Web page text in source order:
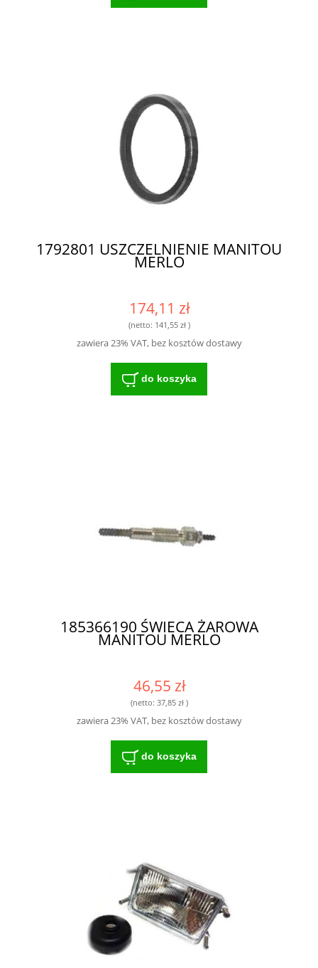
1792801 USZCZELNIENIE MANITOU
MERLO
174,11 zł
(netto: 141,55 zł)
zawiera 23% VAT, bez kosztów dostawy
do koszyka
185366190 ŚWIECA ŻAROWA
MANITOU MERLO
46,55 zł
(netto: 37,85 zł)
zawiera 23% VAT, bez kosztów dostawy
do koszyka